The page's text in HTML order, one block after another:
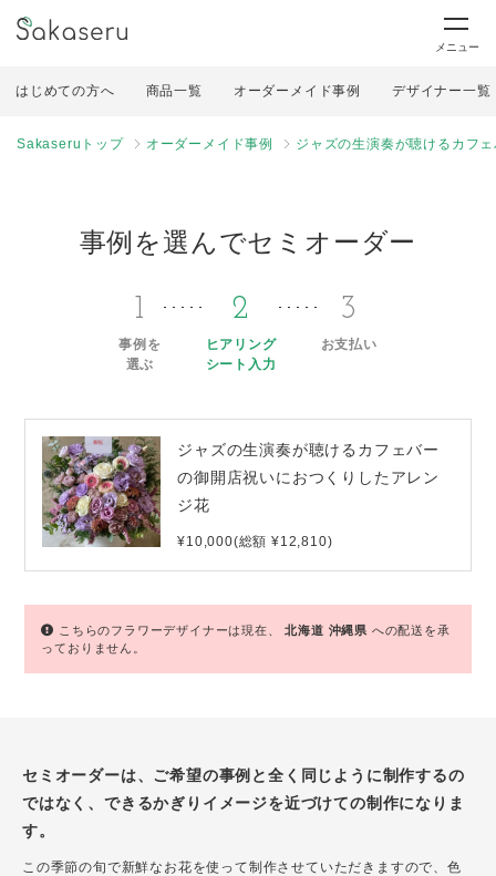
メニュー
はじめての方へ 商品一覧 オーダーメイド事例 デザイナー一覧
Sakaseruトップ オーダーメイド事例 ジャズの生演奏が聴けるカフ
事例を選んでセミオーダー
1
事例を
選ぶ
2
ヒアリング
シート入力
3
お支払い
ジャズの生演奏が聴けるカフェバー
の御開店祝いにおつくりしたアレン
ジ花
¥10,000(総額 ¥12,810)
こちらのフラワーデザイナーは現在、北海道 沖縄県 への配送を承
っておりません。
セミオーダーは、ご希望の事例と全く同じように制作するの
ではなく、できるかぎりイメージを近づけての制作になりま
す。
この季節の旬で新鮮なお花を使って制作させていただきますので、色